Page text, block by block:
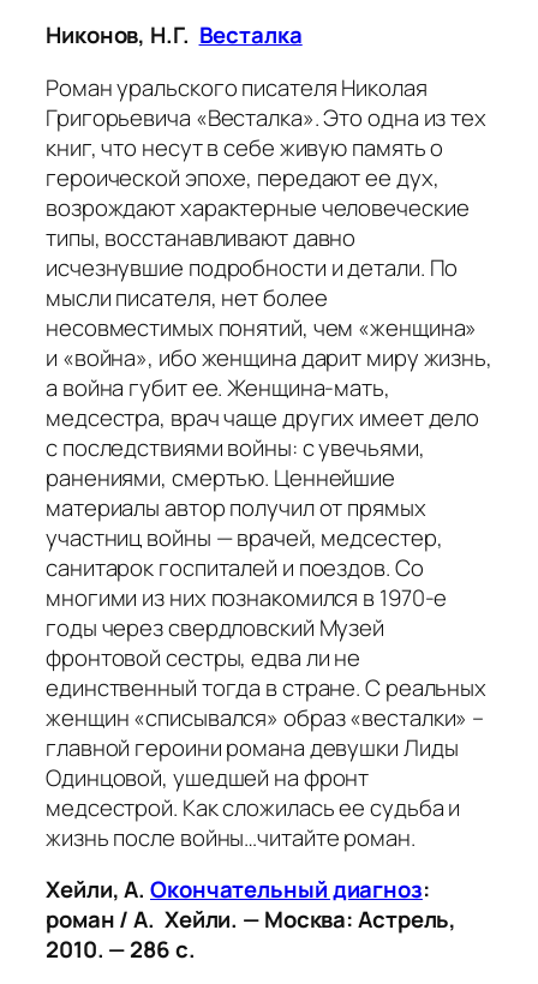
Никонов, Н.Г. Весталка
Роман уральского писателя Николая
Григорьевича «Весталка». Это одна из тех
книг, что несут в себе живую память о
героической эпохе, передают ее дух,
возрождают характерные человеческие
типы, восстанавливают давно
исчезнувшие подробности и детали. По
мысли писателя, нет более
несовместимых понятий, чем «женщина»
и «война», ибо женщина дарит миру жизнь,
а война губит ее. Женщина-мать,
медсестра, врач чаще других имеет дело
с последствиями войны: с увечьями,
ранениями, смертью. Ценнейшие
материалы автор получил от прямых
участниц войны — врачей, медсестер,
санитарок госпиталей и поездов. Со
многими из них познакомился в 1970-е
годы через свердловский Музей
фронтовой сестры, едва ли не
единственный тогда в стране. С реальных
женщин «списывался» образ «весталки» –
главной героини романа девушки Лиды
Одинцовой, ушедшей на фронт
медсестрой. Как сложилась ее судьба и
жизнь после войны…читайте роман.
Хейли, А.Окончательный диагноз:
роман / А. Хейли. — Москва: Астрель,
2010. — 286 с.